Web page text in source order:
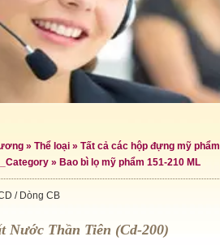
» Thể loại » Tất cả các hộp đựng mỹ phẩm
» Bao bì lọ mỹ phẩm 151-210 ML
/ Dòng CB
Nước Thần Tiên (cd-200)